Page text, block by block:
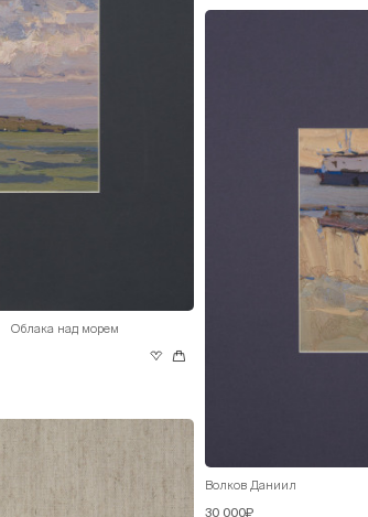
Облака над морем
Волков Даниил
30 000₽